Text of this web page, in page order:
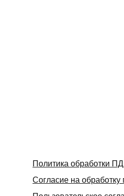
Политика обработки ПД
Согласие на